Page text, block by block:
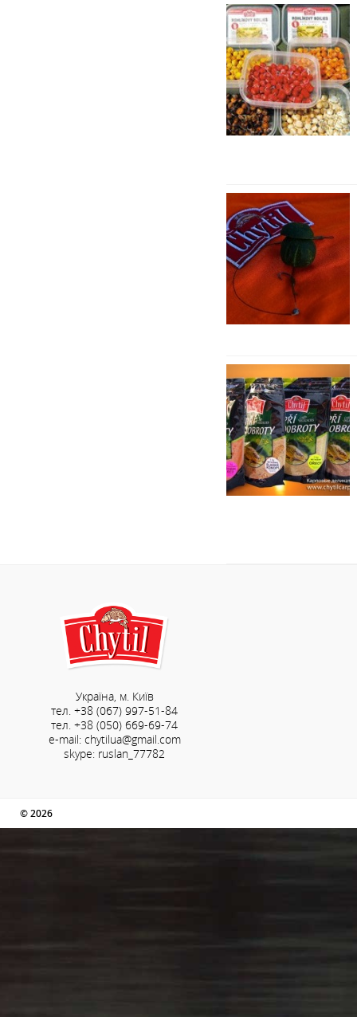
Україна, м. Київ
тел. +38 (067) 997-51-84
тел. +38 (050) 669-69-74
e-mail: chytilua@gmail.com
skype: ruslan_77782
© 2026